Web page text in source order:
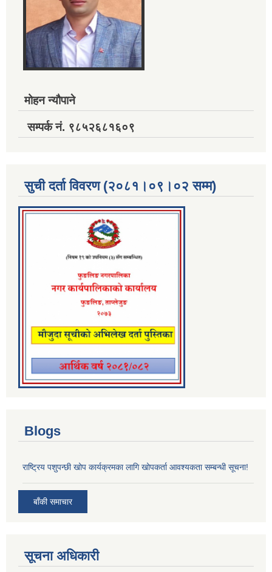
मोहन न्यौपाने
सम्पर्क नं. ९८५२६८१६०९
सुची दर्ता विवरण (२०८१।०९।०२ सम्म)
Blogs
राष्ट्रिय पशुपन्छी खोप कार्यक्रमका लागि खोपकर्ता आवश्यकता सम्बन्धी सूचना!
बाँकी समाचार
सूचना अधिकारी